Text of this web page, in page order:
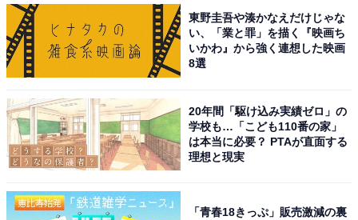
悩み事に答えてくれる
東野圭吾や湊かなえだけじゃな
い、「業と罪」を描く『映画ち
いかわ』から強く連想した映画
8選
20年間「駆け込み実績ゼロ」の
学校も…「こども110番の家」
は本当に必要？ PTAが直面する
理想と現実
「青春18きっぷ」販売激減の裏